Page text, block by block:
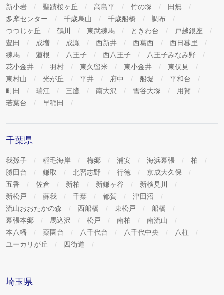
新小岩
聖蹟桜ヶ丘 高島平 竹の塚
田無
多摩センター
千歳烏山 千歳船橋
調布
つつじヶ丘
鶴川 東武練馬 ときわ台
戸越銀座
豊田
成増 成瀬 西新井 西葛西
西日暮里
練馬
蓮根 八王子 西八王子
八王子みなみ野
花小金井
羽村 東久留米 東小金井
東伏見
東村山
光が丘 平井 府中 船堀
平和台
町田
瑞江 三鷹 南大沢 雪谷大塚
用賀
若葉台
早稲田
千葉県
我孫子 稲毛海岸 梅郷 浦安 海浜幕張
柏
勝田台
鎌取 北習志野 行徳
京成大久保
五香
佐倉 新柏 新鎌ヶ谷
新検見川
新松戸
蘇我 千葉 都賀
津田沼
流山おおたかの森
西船橋 東松戸
船橋
幕張本郷
馬込沢 松戸 南柏
南流山
本八幡
薬園台 八千代台 八千代中央
八柱
ユーカリが丘
四街道
埼玉県